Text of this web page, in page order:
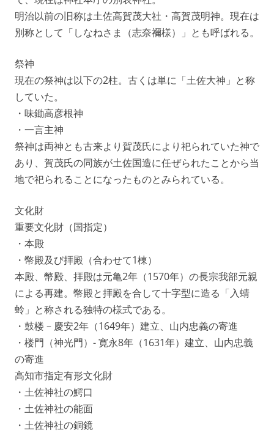
明治以前の旧称は土佐高賀茂大社・高賀茂明神。現在は
別称として「しなねさま（志奈禰様）」とも呼ばれる。
祭神
現在の祭神は以下の2柱。古くは単に「土佐大神」と称
していた。
・味鋤高彦根神
・一言主神
祭神は両神とも古来より賀茂氏により祀られていた神で
あり、賀茂氏の同族が土佐国造に任ぜられたことから当
地で祀られることになったものとみられている。
文化財
重要文化財（国指定）
・本殿
・幣殿及び拝殿（合わせて1棟）
本殿、幣殿、拝殿は元亀2年（1570年）の長宗我部元親
による再建。幣殿と拝殿を合して十字型に造る「入蜻
蛉」と称される独特の様式である。
・鼓楼 – 慶安2年（1649年）建立、山内忠義の寄進
・楼門（神光門）- 寛永8年（1631年）建立、山内忠義
の寄進
高知市指定有形文化財
・土佐神社の鰐口
・土佐神社の能面
・土佐神社の銅鏡